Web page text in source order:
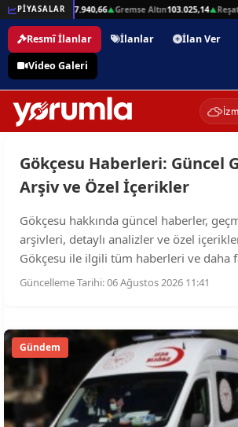
PİYASALAR
▲Beşli Altın207.940,66▲Gremse Altın103.025,14▲Reşat
Resmî İlanlar İlanlar İlan Ver
Video Galeri
Gökçesu Haberleri: Güncel
Arşiv ve Özel İçerikler
Gökçesu hakkında güncel haberler,
arşivleri, detaylı analizler ve özel
Gökçesu ile ilgili tüm haberleri ve daha
Güncelleme Tarihi: 06 Ağustos 2026 11:41
Gündem